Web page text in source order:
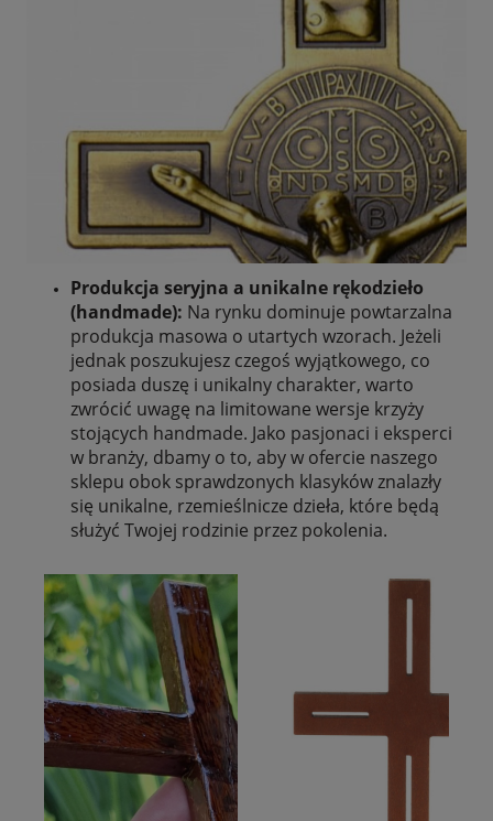
Produkcja seryjna a unikalne rękodzieło
(handmade): Na rynku dominuje powtarzalna
produkcja masowa o utartych wzorach. Jeżeli
jednak poszukujesz czegoś wyjątkowego, co
posiada duszę i unikalny charakter, warto
zwrócić uwagę na limitowane wersje krzyży
stojących handmade. Jako pasjonaci i eksperci
w branży, dbamy o to, aby w ofercie naszego
sklepu obok sprawdzonych klasyków znalazły
się unikalne, rzemieślnicze dzieła, które będą
służyć Twojej rodzinie przez pokolenia.